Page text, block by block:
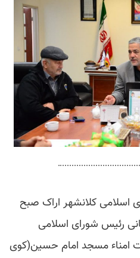
اسلامی کلانشهر اراک صبح
رئیس شورای اسلامی
امناء مسجد امام حسین(کوی